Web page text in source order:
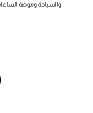
والسياحة وموضة